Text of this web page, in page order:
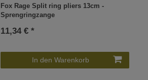
Fox Rage Split ring pliers 13cm -
Sprengringzange
11,34 € *
In den Warenkorb